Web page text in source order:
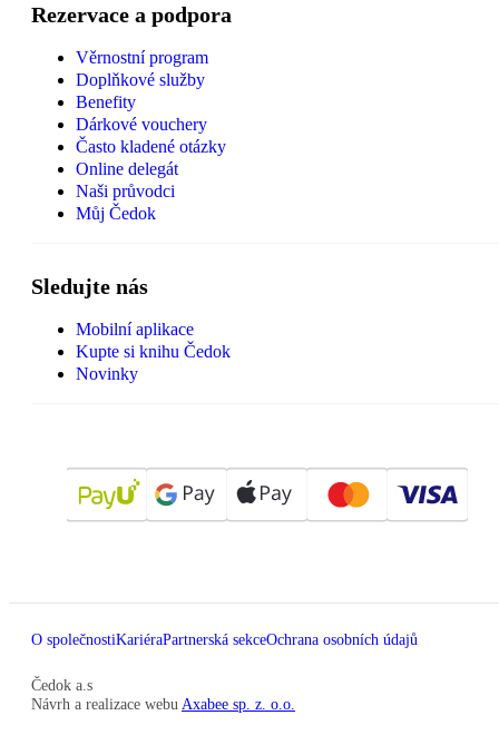
Rezervace a podpora
Věrnostní program
Doplňkové služby
Benefity
Dárkové vouchery
Často kladené otázky
Online delegát
Naši průvodci
Můj Čedok
Sledujte nás
Mobilní aplikace
Kupte si knihu Čedok
Novinky
O společnostiKariéraPartnerská sekceOchrana osobních údajů
Čedok a.s
Návrh a realizace webu Axabee sp. z. o.o.